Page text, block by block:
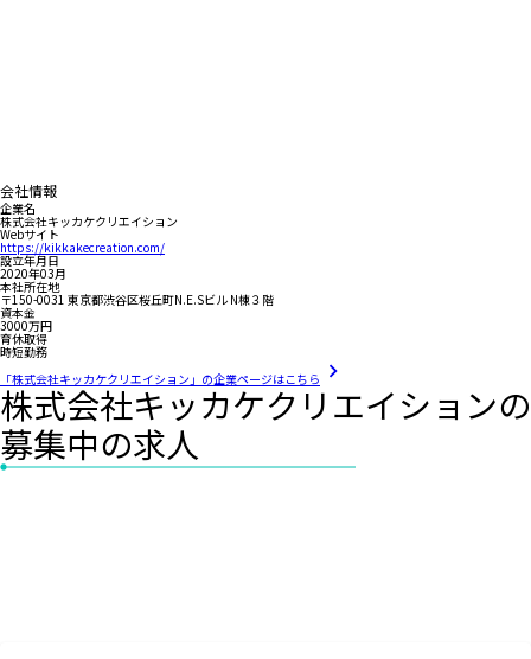
会社情報
企業名
株式会社キッカケクリエイション
Webサイト
https://kikkakecreation.com/
設立年月日
2020年03月
本社所在地
〒150-0031 東京都渋谷区桜丘町N.E.Sビル N棟３階
資本金
3000万円
育休取得
時短勤務
「株式会社キッカケクリエイション」の企業ページはこちら
株式会社キッカケクリエイションの
募集中の求人